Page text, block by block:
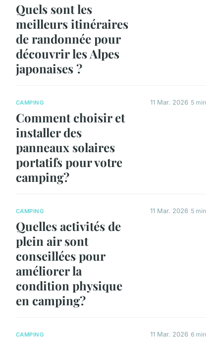
Quels sont les
meilleurs itinéraires
de randonnée pour
découvrir les Alpes
japonaises ?
CAMPING
Comment choisir et
installer des
panneaux solaires
portatifs pour votre
camping?
11 Mar. 2026 5 min
CAMPING
Quelles activités de
plein air sont
conseillées pour
améliorer la
condition physique
en camping?
11 Mar. 2026 5 min
CAMPING 11 Mar. 2026 6 min